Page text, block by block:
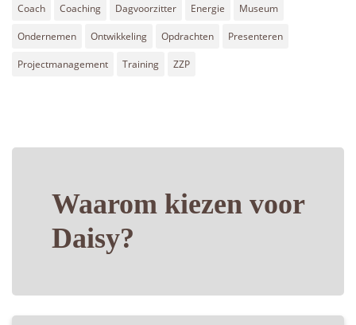
Coach Coaching Dagvoorzitter Energie Museum
Ondernemen Ontwikkeling Opdrachten Presenteren
Projectmanagement Training ZZP
Waarom kiezen voor
Daisy?